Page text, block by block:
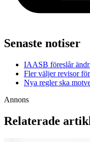
Senaste notiser
IAASB föreslår
Fler väljer revisor
Nya regler ska
Annons
Relaterade